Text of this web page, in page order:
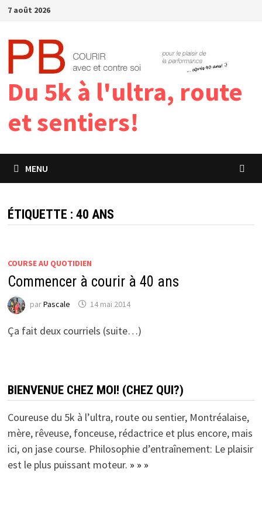
Passer
contenu
7 août 2026
Du 5k à l'ultra, route
et sentiers!
MENU
ÉTIQUETTE : 40 ANS
COURSE AU QUOTIDIEN
Commencer à courir à 40 ans
parPascale 14 mai 2014
Ça fait deux courriels (suite…)
BIENVENUE CHEZ MOI! (CHEZ QUI?)
Coureuse du 5k à l’ultra, route ou sentier, Montréalaise,
mère, rêveuse, fonceuse, rédactrice et plus encore, mais
ici, on jase course. Philosophie d’entraînement: Le plaisir
est le plus puissant moteur. » » »